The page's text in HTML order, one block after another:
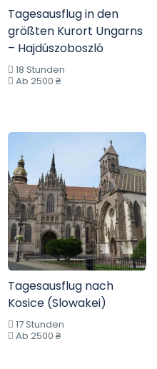
Tagesausflug in den
größten Kurort Ungarns
– Hajdúszoboszló
18 Stunden
Ab 2500 ₴
Tagesausflug nach
Kosice (Slowakei)
17 Stunden
Ab 2500 ₴